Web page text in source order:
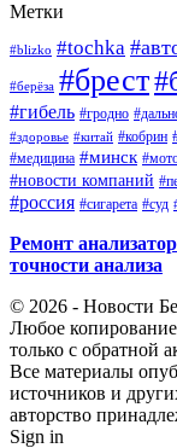
Метки
#blizko #tochka
#берёза #брест
#гибель #гродно
#здоровье #китай #кобрин
#медицина #минск
#новости компаний
#россия #сигарета #суд
Ремонт
точности анализа
© 2026 - Новости
Любое копирование
только с обратной
Все материалы
источников и
авторство
Sign in